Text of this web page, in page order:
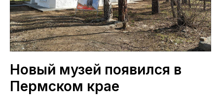
Новый музей появился в
Пермском крае